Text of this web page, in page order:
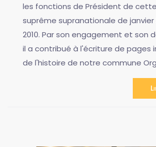
les fonctions de Président de
suprême supranationale de janvier
2010. Par son engagement et son
il a contribué à l'écriture de pages
de l'histoire de notre commune